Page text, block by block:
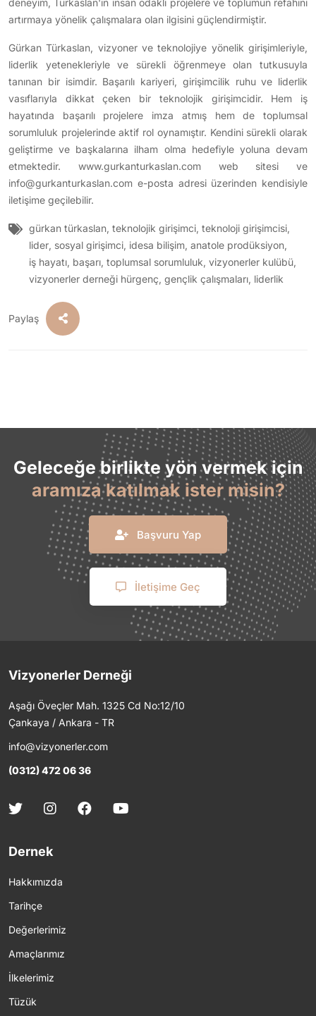
deneyim, Türkaslan'ın insan odaklı projelere ve toplumun refahını
artırmaya yönelik çalışmalara olan ilgisini güçlendirmiştir.
Gürkan Türkaslan, vizyoner ve teknolojiye yönelik girişimleriyle,
liderlik yetenekleriyle ve sürekli öğrenmeye olan tutkusuyla
tanınan bir isimdir. Başarılı kariyeri, girişimcilik ruhu ve liderlik
vasıflarıyla dikkat çeken bir teknolojik girişimcidir. Hem iş
hayatında başarılı projelere imza atmış hem de toplumsal
sorumluluk projelerinde aktif rol oynamıştır. Kendini sürekli olarak
geliştirme ve başkalarına ilham olma hedefiyle yoluna devam
etmektedir. www.gurkanturkaslan.comweb sitesi ve
info@gurkanturkaslan.com e-posta adresi üzerinden kendisiyle
iletişime geçilebilir.
gürkan türkaslan, teknolojik girişimci, teknoloji girişimcisi,
lider, sosyal girişimci, idesa bilişim, anatole prodüksiyon,
iş hayatı, başarı, toplumsal sorumluluk, vizyonerler kulübü,
vizyonerler derneği hürgenç, gençlik çalışmaları, liderlik
Paylaş
Geleceğe birlikte yön vermek için
aramıza katılmak ister misin?
Başvuru Yap
İletişime Geç
Vizyonerler Derneği
Aşağı Öveçler Mah. 1325 Cd No:12/10
Çankaya / Ankara - TR
info@vizyonerler.com
(0312) 472 06 36
Dernek
Hakkımızda
Tarihçe
Değerlerimiz
Amaçlarımız
İlkelerimiz
Tüzük